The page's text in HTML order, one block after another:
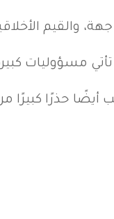
جهة، والقيم
مسؤوليات
أيضًا حذرًا